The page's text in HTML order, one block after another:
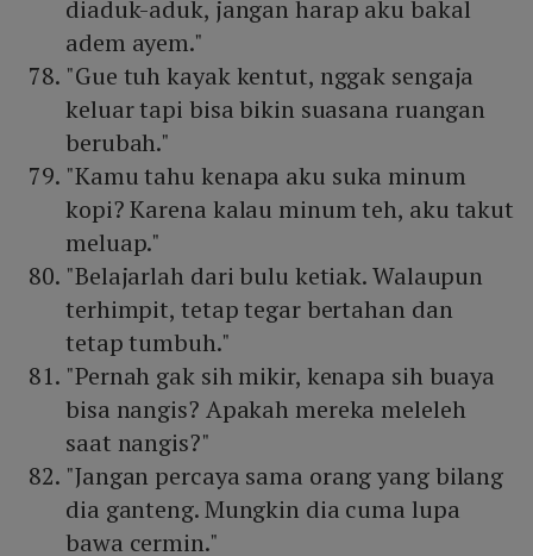
diaduk-aduk, jangan harap aku bakal
adem ayem."
"Gue tuh kayak kentut, nggak sengaja
keluar tapi bisa bikin suasana ruangan
berubah."
"Kamu tahu kenapa aku suka minum
kopi? Karena kalau minum teh, aku takut
meluap."
"Belajarlah dari bulu ketiak. Walaupun
terhimpit, tetap tegar bertahan dan
tetap tumbuh."
"Pernah gak sih mikir, kenapa sih buaya
bisa nangis? Apakah mereka meleleh
saat nangis?"
"Jangan percaya sama orang yang bilang
dia ganteng. Mungkin dia cuma lupa
bawa cermin."